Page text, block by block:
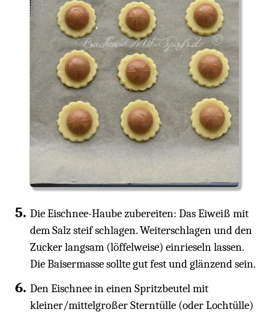
Die Eischnee-Haube zubereiten: Das Eiweiß mit
dem Salz steif schlagen. Weiterschlagen und den
Zucker langsam (löffelweise) einrieseln lassen.
Die Baisermasse sollte gut fest und glänzend sein.
Den Eischnee in einen Spritzbeutel mit
kleiner/mittelgroßer Sterntülle (oder Lochtülle)